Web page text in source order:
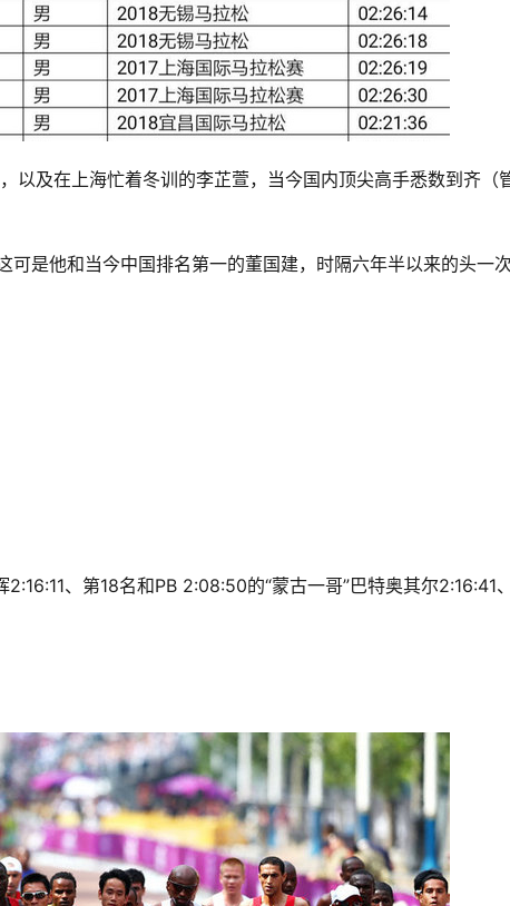
以及在上海忙着冬训的李芷萱，当今国内顶尖高手悉数到齐（
可是他和当今中国排名第一的董国建，时隔六年半以来的头一
、第18名和PB 2:08:50的“蒙古一哥”巴特奥其尔2:16:41